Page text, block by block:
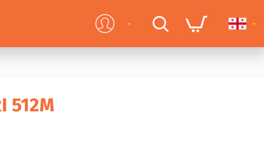
512M